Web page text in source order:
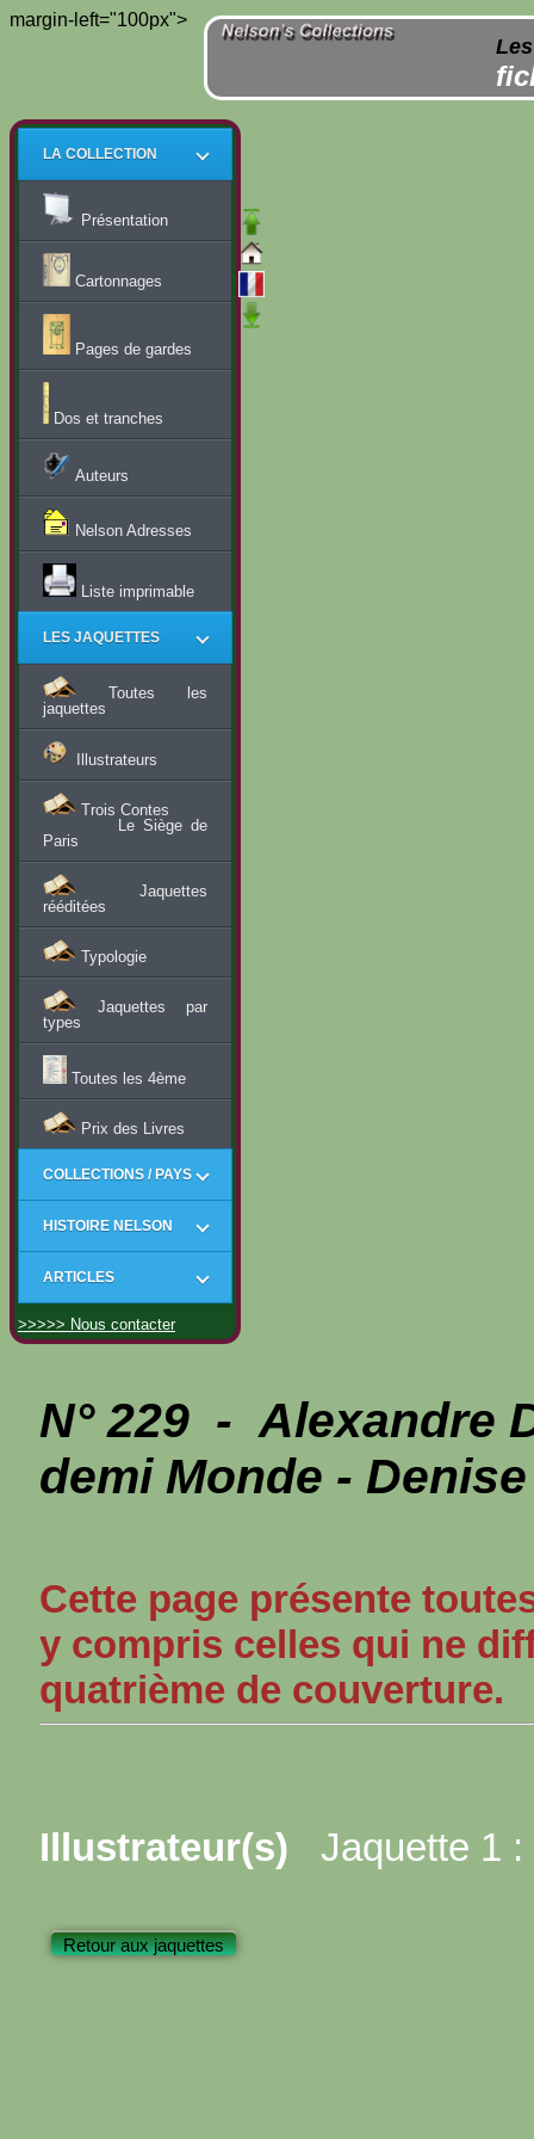
margin-left="100px">
LA COLLECTION
Présentation
Cartonnages
Pages de gardes
Dos et tranches
Auteurs
Nelson Adresses
Liste imprimable
LES JAQUETTES
Toutes les
jaquettes
Illustrateurs
Trois Contes
Le Siège de
Paris
Jaquettes
rééditées
Typologie
Jaquettes par
types
Toutes les 4ème
Prix des Livres
COLLECTIONS / PAYS
HISTOIRE NELSON
ARTICLES
>>>>> Nous contacter
N° 229 - Alexandre
demi Monde - Denise
Cette page présente
y compris celles qui ne
quatrième de couverture.
Illustrateur(s) Jaquette 1 :
Retour aux jaquettes